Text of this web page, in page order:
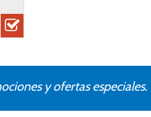
y ofertas especiales.